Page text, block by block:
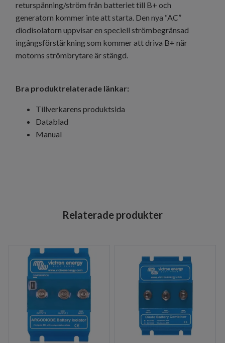
returspänning/ström från batteriet till B+ och
generatorn kommer inte att starta. Den nya “AC”
diodisolatorn uppvisar en speciell strömbegränsad
ingångsförstärkning som kommer att driva B+ när
motorns strömbrytare är stängd.
Bra produktrelaterade länkar:
Tillverkarens produktsida
Datablad
Manual